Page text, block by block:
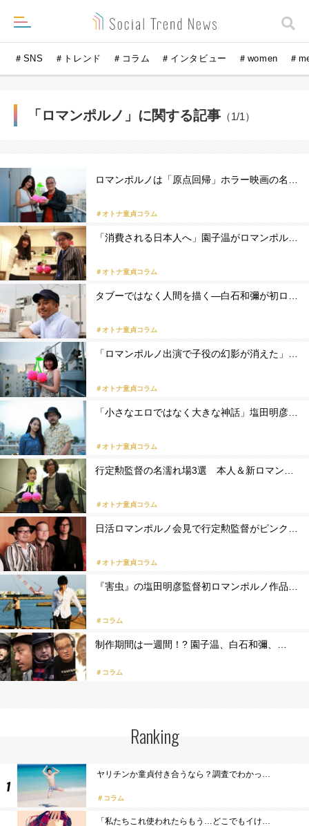
＃SNS ＃トレンド ＃コラム ＃インタビュー ＃women ＃
「ロマンポルノ」に関する記事 （1/1）
ロマンポルノは「原点回帰」ホラー映画の名…
＃オトナ童貞コラム
「消費される日本人へ」園子温がロマンポル…
＃オトナ童貞コラム
タブーではなく人間を描く―白石和彌が初ロ…
＃オトナ童貞コラム
「ロマンポルノ出演で子役の幻影が消えた」…
＃オトナ童貞コラム
「小さなエロではなく大きな神話」塩田明彦…
＃オトナ童貞コラム
行定勲監督の名濡れ場3選 本人＆新ロマン…
＃オトナ童貞コラム
日活ロマンポルノ会見で行定勲監督がピンク…
＃オトナ童貞コラム
『害虫』の塩田明彦監督初ロマンポルノ作品…
＃コラム
制作期間は一週間！? 園子温、白石和彌、…
＃コラム
Ranking
ヤリチンか童貞付き合うなら？調査でわかっ…
コラム
「私たちこれ使われたらもう…どこでもイけ…